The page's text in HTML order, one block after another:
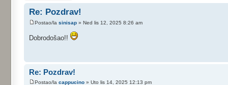
Re: Pozdrav!
Postao/la sinisap » Ned lis 12, 2025 8:26 am
Dobrodošao!!
Re: Pozdrav!
Postao/la cappucino » Uto lis 14, 2025 12:13 pm